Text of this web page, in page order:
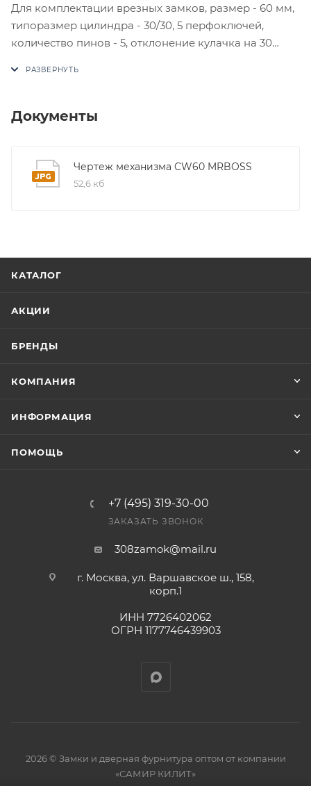
Для комплектации врезных замков, размер - 60 мм,
типоразмер цилиндра - 30/30, 5 перфоключей,
количество пинов - 5, отклонение кулачка на 30
утверждение заказчика.
окончательными. После оформления заказа
приходит письмо только для подтверждения, что
Документы
Чертеж механизма CW60 MRBOSS
52,6 кб
КАТАЛОГ
АКЦИИ
БРЕНДЫ
КОМПАНИЯ
ИНФОРМАЦИЯ
ПОМОЩЬ
+7 (495) 319-30-00
ЗАКАЗАТЬ ЗВОНОК
308zamok@mail.ru
г. Москва, ул. Варшавское ш., 158,
корп.1
ИНН 7726402062
ОГРН 1177746439903
2026 © Замки и дверная фурнитура оптом от компании
«САМИР КИЛИТ»